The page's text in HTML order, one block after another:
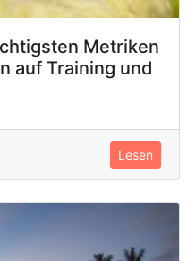
Metriken
auf Training und
Lesen